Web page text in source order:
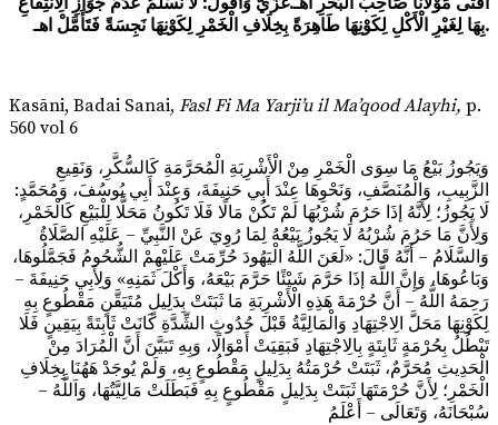
بِهَا لِغَيْرِ الْأَكْلِ لِكَوْنِهَا طَاهِرَةً بِخِلَافِ الْخَمْرِ لِكَوْنِهَا نَجِسَةً فَتَأَمَّلْ اهـ.
Kasāni, Badai Sanai, Fasl Fi Ma Yarji’u il Ma’qood Alayhi, p.
560 vol 6
وَيَجُوزُ بَيْعُ مَا سِوَى الْخَمْرِ مِنْ الْأَشْرِبَةِ الْمُحَرَّمَةِ كَالسُّكَّرِ، وَنَقِيعِ
الزَّبِيبِ، وَالْمُنَصَّفِ، وَنَحْوِهَا عِنْدَ أَبِي حَنِيفَةَ، وَعِنْدَ أَبِي يُوسُفَ، وَمُحَمَّدٍ:
لَا يَجُوزُ؛ لِأَنَّهُ إذَا حَرُمَ شُرْبُهَا لَمْ تَكُنْ مَالًا فَلَا تَكُونُ مَحَلًّا لِلْبَيْعِ كَالْخَمْرِ،
وَلِأَنَّ مَا حَرُمَ شُرْبُهُ لَا يَجُوزُ بَيْعُهُ لِمَا رُوِيَ عَنْ النَّبِيِّ – عَلَيْهِ الصَّلَاةُ
وَالسَّلَامُ – أَنَّهُ قَالَ: «لَعَنَ اللَّهُ الْيَهُودَ حُرِّمَتْ عَلَيْهِمْ الشُّحُومُ فَجَمَّلُوهَا،
وَبَاعُوهَا، وَإِنَّ اللَّهَ إذَا حَرَّمَ شَيْئًا حَرَّمَ بَيْعَهُ، وَأَكْلَ ثَمَنِهِ» وَلِأَبِي حَنِيفَةَ –
رَحِمَهُ اللَّهُ – أَنَّ حُرْمَةَ هَذِهِ الْأَشْرِبَةِ مَا ثَبَتَتْ بِدَلِيلٍ مُتَيَقَّنٍ مَقْطُوعٍ بِهِ
لِكَوْنِهَا مَحَلَّ الِاجْتِهَادِ وَالْمَالِيَّةُ قَبْلَ حُدُوثِ الشِّدَّةِ كَانَتْ ثَابِتَةً بِيَقِينٍ فَلَا
تَبْطُلُ بِحُرْمَةٍ ثَابِتَةٍ بِالِاجْتِهَادِ فَبَقِيَتْ أَمْوَالًا، وَبِهِ تَبَيَّنَ أَنَّ الْمُرَادَ مِنْ
الْحَدِيثِ مُحَرَّمٌ، ثَبَتَتْ حُرْمَتُهُ بِدَلِيلٍ مَقْطُوعٍ بِهِ، وَلَمْ يُوجَدْ هَهُنَا بِخِلَافِ
الْخَمْرِ؛ لِأَنَّ حُرْمَتَهَا ثَبَتَتْ بِدَلِيلٍ مَقْطُوعٍ بِهِ فَبَطَلَتْ مَالِيَّتُهَا، وَاَللَّهُ –
سُبْحَانَهُ، وَتَعَالَى – أَعْلَمُ